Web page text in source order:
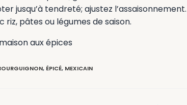
jusqu’à tendreté; ajustez l’assaisonnement.
riz, pâtes ou légumes de saison.
, ÉPICÉ, MEXICAIN